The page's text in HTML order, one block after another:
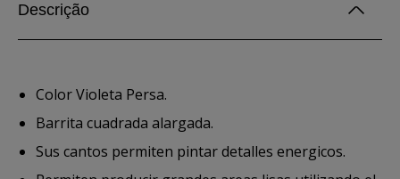
Descrição
Color Violeta Persa.
Barrita cuadrada alargada.
Sus cantos permiten pintar detalles energicos.